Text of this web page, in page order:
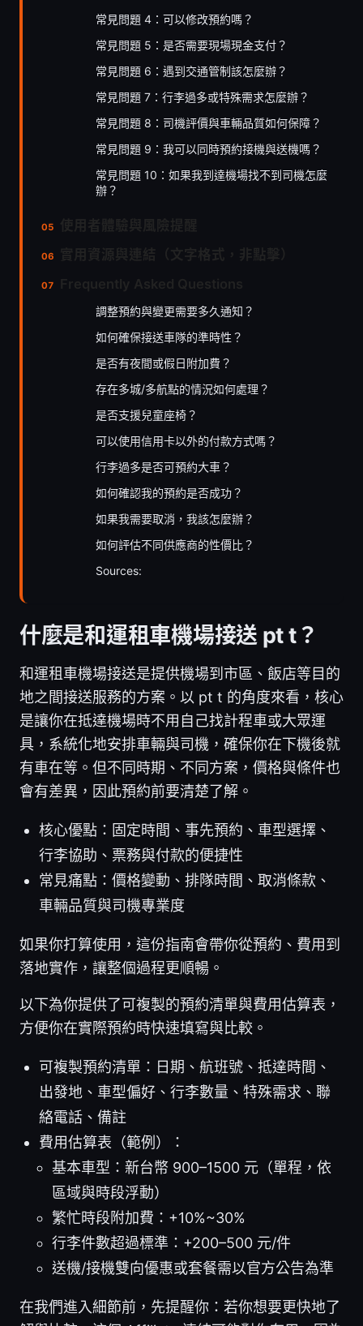
常見問題 4：可以修改預約嗎？
常見問題 5：是否需要現場現金支付？
常見問題 6：遇到交通管制該怎麼辦？
常見問題 7：行李過多或特殊需求怎麼辦？
常見問題 8：司機評價與車輛品質如何保障？
常見問題 9：我可以同時預約接機與送機嗎？
常見問題 10：如果我到達機場找不到司機怎麼
辦？
調整預約與變更需要多久通知？
如何確保接送車隊的準時性？
是否有夜間或假日附加費？
存在多城/多航點的情況如何處理？
是否支援兒童座椅？
可以使用信用卡以外的付款方式嗎？
行李過多是否可預約大車？
如何確認我的預約是否成功？
如果我需要取消，我該怎麼辦？
如何評估不同供應商的性價比？
Sources:
什麼是和運租車機場接送 pt t？
和運租車機場接送是提供機場到市區、飯店等目的
地之間接送服務的方案。以 pt t 的角度來看，核心
是讓你在抵達機場時不用自己找計程車或大眾運
具，系統化地安排車輛與司機，確保你在下機後就
有車在等。但不同時期、不同方案，價格與條件也
會有差異，因此預約前要清楚了解。
核心優點：固定時間、事先預約、車型選擇、
行李協助、票務與付款的便捷性
常見痛點：價格變動、排隊時間、取消條款、
車輛品質與司機專業度
如果你打算使用，這份指南會帶你從預約、費用到
落地實作，讓整個過程更順暢。
以下為你提供了可複製的預約清單與費用估算表，
方便你在實際預約時快速填寫與比較。
可複製預約清單：日期、航班號、抵達時間、
出發地、車型偏好、行李數量、特殊需求、聯
絡電話、備註
費用估算表（範例）：
基本車型：新台幣 900–1500 元（單程，依
區域與時段浮動）
繁忙時段附加費：+10%~30%
行李件數超過標準：+200–500 元/件
送機/接機雙向優惠或套餐需以官方公告為準
在我們進入細節前，先提醒你：若你想要更快地了